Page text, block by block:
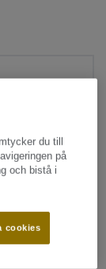
du till
på
och bistå i
cookies